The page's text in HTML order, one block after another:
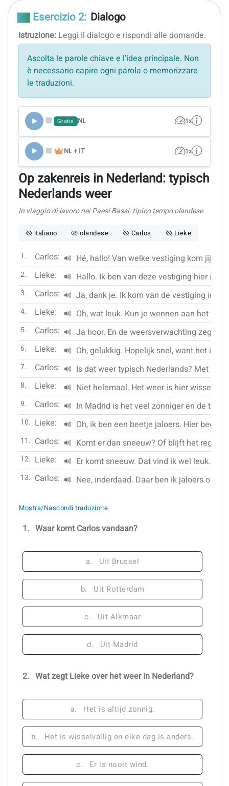
Esercizio 2: Dialogo
Istruzione: Leggi il dialogo e rispondi alle domande.
Ascolta le parole chiave e l'idea principale. Non
è necessario capire ogni parola o memorizzare
le traduzioni.
Gratis NL 1x
NL + IT 1x
Op zakenreis in Nederland: typisch
Nederlands weer
In viaggio di lavoro nei Paesi Bassi: tipico tempo olandese
italiano olandese Carlos Lieke
1. Carlos: Hé, hallo! Van welke vestiging kom jij?
2. Lieke: Hallo. Ik ben van deze vestiging hier in
3. Carlos: Ja, dank je. Ik kom van de vestiging in
4. Lieke: Oh, wat leuk. Kun je wennen aan het
5. Carlos: Ja hoor. En de weersverwachting zegt
6. Lieke: Oh, gelukkig. Hopelijk snel, want het is
7. Carlos: Is dat weer typisch Nederlands? Met
8. Lieke: Niet helemaal. Het weer is hier
9. Carlos: In Madrid is het veel zonniger en de
10. Lieke: Oh, ik ben een beetje jaloers. Hier begint
11. Carlos: Komt er dan sneeuw? Of blijft het
12. Lieke: Er komt sneeuw. Dat vind ik wel leuk.
13. Carlos: Nee, inderdaad. Daar ben ik jaloers op.
Mostra/Nascondi traduzione
1. Waar komt Carlos vandaan?
a. Uit Brussel
b. Uit Rotterdam
c. Uit Alkmaar
d. Uit Madrid
2. Wat zegt Lieke over het weer in Nederland?
a. Het is altijd zonnig.
b. Het is wisselvallig en elke dag is anders.
c. Er is nooit wind.